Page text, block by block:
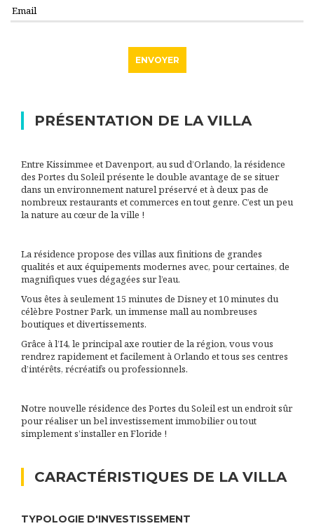
PRÉSENTATION DE LA VILLA
Entre Kissimmee et Davenport, au sud d’Orlando, la résidence
des Portes du Soleil présente le double avantage de se situer
dans un environnement naturel préservé et à deux pas de
nombreux restaurants et commerces en tout genre. C’est un peu
la nature au cœur de la ville !
La résidence propose des villas aux finitions de grandes
qualités et aux équipements modernes avec, pour certaines, de
magnifiques vues dégagées sur l’eau.
Vous êtes à seulement 15 minutes de Disney et 10 minutes du
célèbre Postner Park, un immense mall au nombreuses
boutiques et divertissements.
Grâce à l’I4, le principal axe routier de la région, vous vous
rendrez rapidement et facilement à Orlando et tous ses centres
d’intérêts, récréatifs ou professionnels.
Notre nouvelle résidence des Portes du Soleil est un endroit sûr
pour réaliser un bel investissement immobilier ou tout
simplement s’installer en Floride !
CARACTÉRISTIQUES DE LA VILLA
TYPOLOGIE D'INVESTISSEMENT